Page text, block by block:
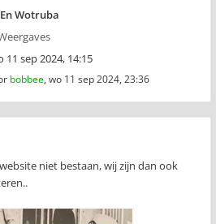
Wotruba
11 sep 2024, 14:15
bobbee, wo 11 sep 2024, 23:36
niet bestaan, wij zijn dan ook